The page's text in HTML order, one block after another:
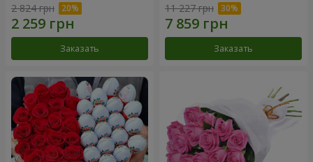
2 824 грн
Заказать
11 227 грн
Заказать